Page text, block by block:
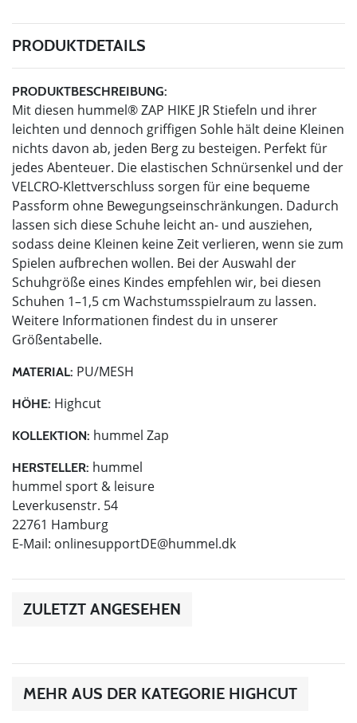
PRODUKTDETAILS
PRODUKTBESCHREIBUNG:
Mit diesen hummel® ZAP HIKE JR Stiefeln und ihrer
leichten und dennoch griffigen Sohle hält deine Kleinen
nichts davon ab, jeden Berg zu besteigen. Perfekt für
jedes Abenteuer. Die elastischen Schnürsenkel und der
VELCRO-Klettverschluss sorgen für eine bequeme
Passform ohne Bewegungseinschränkungen. Dadurch
lassen sich diese Schuhe leicht an- und ausziehen,
sodass deine Kleinen keine Zeit verlieren, wenn sie zum
Spielen aufbrechen wollen. Bei der Auswahl der
Schuhgröße eines Kindes empfehlen wir, bei diesen
Schuhen 1–1,5 cm Wachstumsspielraum zu lassen.
Weitere Informationen findest du in unserer
Größentabelle.
MATERIAL: PU/MESH
HÖHE: Highcut
KOLLEKTION: hummel Zap
HERSTELLER: hummel
hummel sport & leisure
Leverkusenstr. 54
22761 Hamburg
E-Mail: onlinesupportDE@hummel.dk
ZULETZT ANGESEHEN
MEHR AUS DER KATEGORIE HIGHCUT